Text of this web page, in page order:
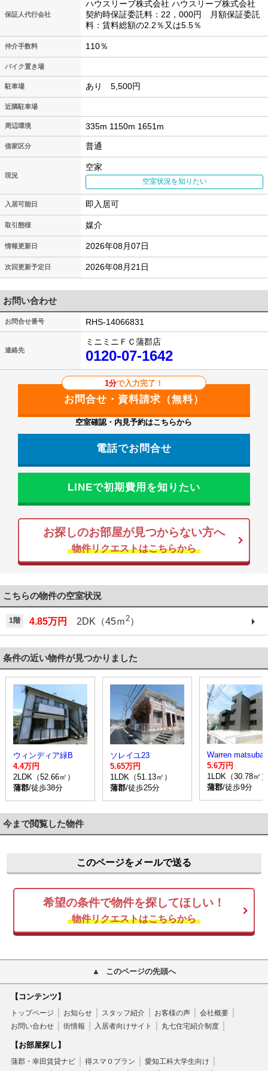
保証人代行会社
ハウスリーブ株式会社 ハウスリーブ株式会社
契約時保証委託料：22，000円 月額保証委託
料：賃料総額の2.2％又は5.5％
仲介手数料 110％
バイク置き場
駐車場 あり 5,500円
近隣駐車場
周辺環境 335m 1150m 1651m
借家区分 普通
現況
空家
空室状況を知りたい
入居可能日 即入居可
取引態様 媒介
情報更新日 2026年08月07日
次回更新予定日 2026年08月21日
お問い合わせ
お問合せ番号 RHS-14066831
連絡先
ミニミニＦＣ蒲郡店
0120-07-1642
1分で入力完了！
空室確認・内見予約はこちらから
電話でお問合せ
LINEで初期費用を知りたい
お探しのお部屋が見つからない方へ
物件リクエストはこちらから
こちらの物件の空室状況
1階 4.85万円 2DK（45ｍ2）
条件の近い物件が見つかりました
ウィンディア緑B
4.4万円
2LDK（52.66㎡）
蒲郡/徒歩38分
ソレイユ23
5.65万円
1LDK（51.13㎡）
蒲郡/徒歩25分
5.6万円
1LDK（30.78㎡）
蒲郡/徒歩9分
今まで閲覧した物件
このページをメールで送る
希望の条件で物件を探してほしい！
物件リクエストはこちらから
このページの先頭へ
【コンテンツ】
トップページ お知らせ スタッフ紹介 お客様の声
会社概要
お問い合わせ
街情報 入居者向けサイト 丸七住宅紹介制度
【お部屋探し】
蒲郡・幸田賃貸ナビ 得スマ０プラン
愛知工科大学生向け